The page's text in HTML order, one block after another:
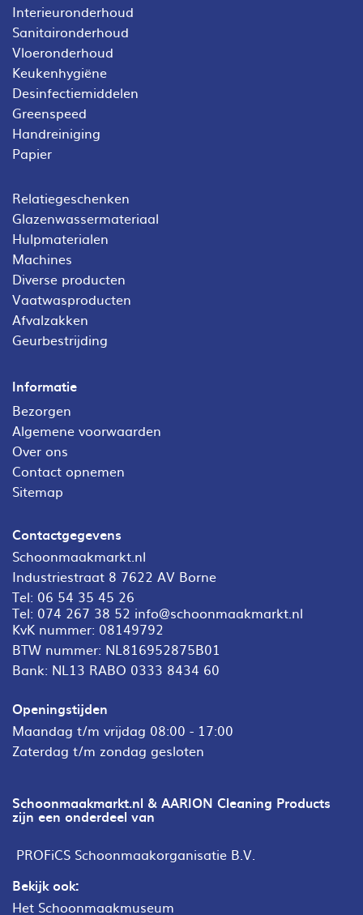
Interieuronderhoud
Sanitaironderhoud
Vloeronderhoud
Keukenhygiëne
Desinfectiemiddelen
Greenspeed
Handreiniging
Papier
Relatiegeschenken
Glazenwassermateriaal
Hulpmaterialen
Machines
Diverse producten
Vaatwasproducten
Afvalzakken
Geurbestrijding
Informatie
Bezorgen
Algemene voorwaarden
Over ons
Contact opnemen
Sitemap
Contactgegevens
Schoonmaakmarkt.nl
Industriestraat 8 7622 AV Borne
Tel: 06 54 35 45 26
Tel: 074 267 38 52 info@schoonmaakmarkt.nl
KvK nummer: 08149792
BTW nummer: NL816952875B01
Bank: NL13 RABO 0333 8434 60
Openingstijden
Maandag t/m vrijdag 08:00 - 17:00
Zaterdag t/m zondag gesloten
Schoonmaakmarkt.nl & AARION Cleaning Products
zijn een onderdeel van
PROFiCS Schoonmaakorganisatie B.V.
Bekijk ook:
Het Schoonmaakmuseum